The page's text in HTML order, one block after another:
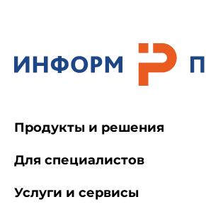
Продукты и решения
Для специалистов
Услуги и сервисы